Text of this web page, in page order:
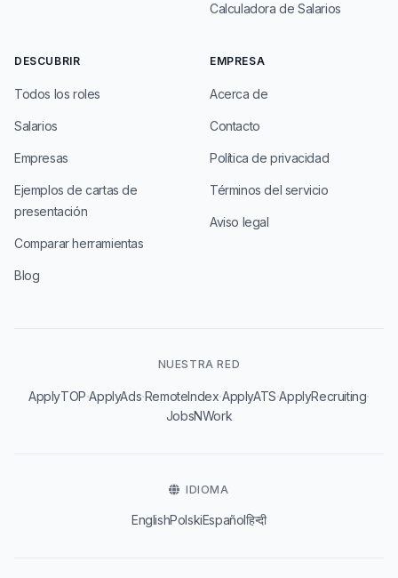
Calculadora de Salarios
DESCUBRIR
Todos los roles
Salarios
Empresas
Ejemplos de cartas de
presentación
Comparar herramientas
Blog
EMPRESA
Acerca de
Contacto
Política de privacidad
Términos del servicio
Aviso legal
NUESTRA RED
ApplyTOP·ApplyAds·RemoteIndex·ApplyATS·ApplyRecruiting·
JobsNWork
IDIOMA
EnglishPolskiEspañolहिन्दी